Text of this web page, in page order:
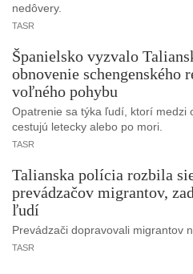
nedôvery.
TASR
Španielsko vyzvalo
obnovenie schengenského
voľného pohybu
Opatrenie sa týka ľudí, ktorí medzi
cestujú letecky alebo po mori.
TASR
Talianska polícia rozbila
prevádzačov migrantov,
ľudí
Prevádzači dopravovali migrantov
TASR